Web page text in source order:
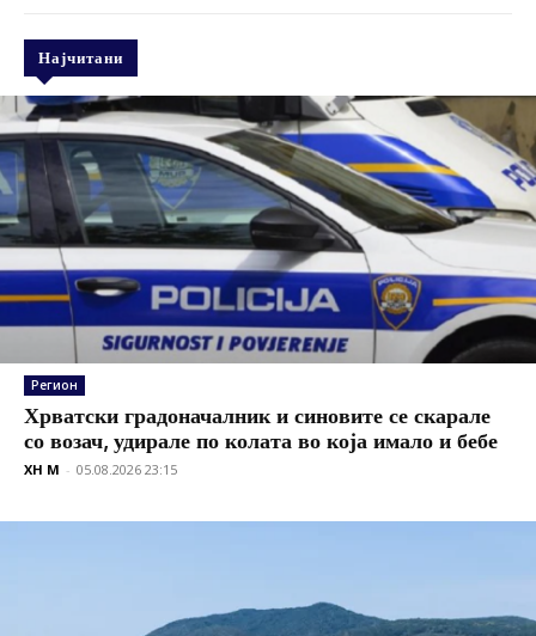
Најчитани
Регион
Хрватски градоначалник и синовите се скарале
со возач, удирале по колата во која имало и бебе
XH M - 05.08.2026 23:15